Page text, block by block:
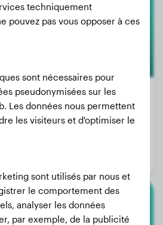
1
32 kg
Nain
techniquement
pouvez pas vous opposer à ces
sont nécessaires pour
pseudonymisées sur les
Les données nous permettent
les visiteurs et d'optimiser le
sont utilisés par nous et
le comportement des
analyser les données
par exemple, de la publicité